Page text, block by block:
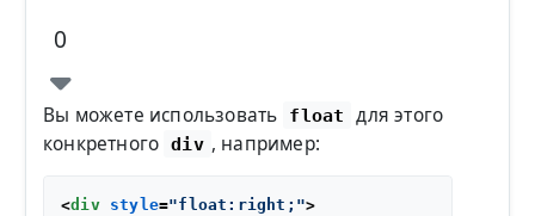
0
Вы можете использовать float
для этого
конкретного
div , например:
<div style="float:right;">